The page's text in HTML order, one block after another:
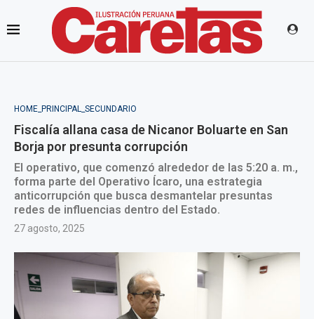
HOME_PRINCIPAL_SECUNDARIO
Fiscalía allana casa de Nicanor Boluarte en San
Borja por presunta corrupción
El operativo, que comenzó alrededor de las 5:20 a. m.,
forma parte del Operativo Ícaro, una estrategia
anticorrupción que busca desmantelar presuntas
redes de influencias dentro del Estado.
27 agosto, 2025